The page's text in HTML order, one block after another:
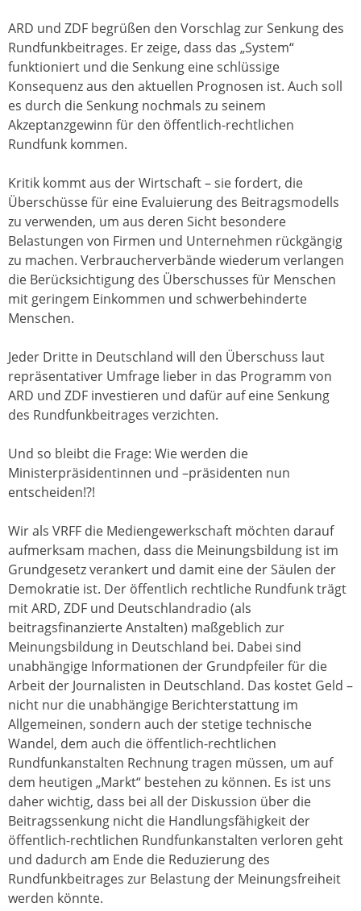
ARD und ZDF begrüßen den Vorschlag zur Senkung des
Rundfunkbeitrages. Er zeige, dass das „System“
funktioniert und die Senkung eine schlüssige
Konsequenz aus den aktuellen Prognosen ist. Auch soll
es durch die Senkung nochmals zu seinem
Akzeptanzgewinn für den öffentlich-rechtlichen
Rundfunk kommen.
Kritik kommt aus der Wirtschaft – sie fordert, die
Überschüsse für eine Evaluierung des Beitragsmodells
zu verwenden, um aus deren Sicht besondere
Belastungen von Firmen und Unternehmen rückgängig
zu machen. Verbraucherverbände wiederum verlangen
die Berücksichtigung des Überschusses für Menschen
mit geringem Einkommen und schwerbehinderte
Menschen.
Jeder Dritte in Deutschland will den Überschuss laut
repräsentativer Umfrage lieber in das Programm von
ARD und ZDF investieren und dafür auf eine Senkung
des Rundfunkbeitrages verzichten.
Und so bleibt die Frage: Wie werden die
Ministerpräsidentinnen und –präsidenten nun
entscheiden!?!
Wir als VRFF die Mediengewerkschaft möchten darauf
aufmerksam machen, dass die Meinungsbildung ist im
Grundgesetz verankert und damit eine der Säulen der
Demokratie ist. Der öffentlich rechtliche Rundfunk trägt
mit ARD, ZDF und Deutschlandradio (als
beitragsfinanzierte Anstalten) maßgeblich zur
Meinungsbildung in Deutschland bei. Dabei sind
unabhängige Informationen der Grundpfeiler für die
Arbeit der Journalisten in Deutschland. Das kostet Geld –
nicht nur die unabhängige Berichterstattung im
Allgemeinen, sondern auch der stetige technische
Wandel, dem auch die öffentlich-rechtlichen
Rundfunkanstalten Rechnung tragen müssen, um auf
dem heutigen „Markt“ bestehen zu können. Es ist uns
daher wichtig, dass bei all der Diskussion über die
Beitragssenkung nicht die Handlungsfähigkeit der
öffentlich-rechtlichen Rundfunkanstalten verloren geht
und dadurch am Ende die Reduzierung des
Rundfunkbeitrages zur Belastung der Meinungsfreiheit
werden könnte.